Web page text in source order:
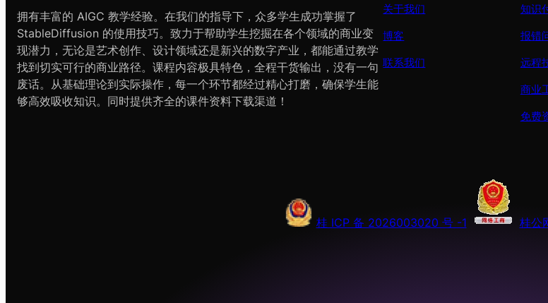
拥有丰富的 AIGC 教学经验。在我们的指导下，众多学生成功掌握了
StableDiffusion 的使用技巧。致力于帮助学生挖掘在各个领域的商业变
现潜力，无论是艺术创作、设计领域还是新兴的数字产业，都能通过教学
找到切实可行的商业路径。课程内容极具特色，全程干货输出，没有一句
废话。从基础理论到实际操作，每一个环节都经过精心打磨，确保学生能
够高效吸收知识。同时提供齐全的课件资料下载渠道！
关于我们
博客
联系我们
知识
报错
远程
商业
免费
桂 ICP 备 2026003020 号 -1 桂公